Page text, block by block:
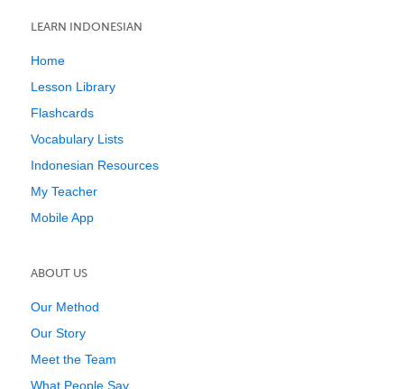
LEARN INDONESIAN
Home
Lesson Library
Flashcards
Vocabulary Lists
Indonesian Resources
My Teacher
Mobile App
ABOUT US
Our Method
Our Story
Meet the Team
What People Say